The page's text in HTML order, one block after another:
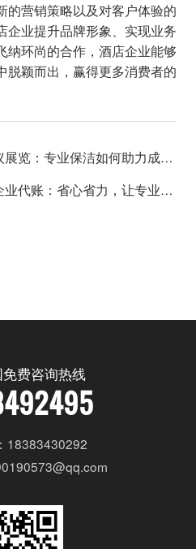
的营销策略以及对客户体验的
企业提升品牌形象、实现业务
纳环尚的合作，酒店企业能够
脱颖而出，赢得更多消费者的
四川酒店会议展览：专业保洁如何助力成功举办？
四川小规模企业代账：省心省力，让专业公司助您轻装上阵！
费咨询热线
18383430292